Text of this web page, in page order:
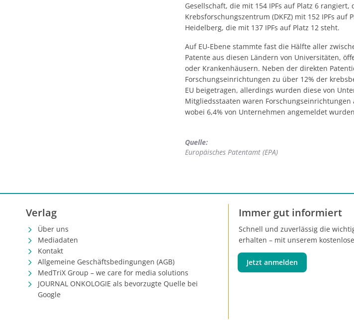
Gesellschaft, die mit 154 IPFs auf Platz 6 rangiert,
Krebsforschungszentrum (DKFZ) mit 152 IPFs auf
Heidelberg, die mit 137 IPFs auf Platz 12 steht.
Auf EU-Ebene stammte fast die Hälfte aller
Patente aus diesen Ländern von Universitäten,
oder Krankenhäusern. Neben der direkten
Forschungseinrichtungen zu über 12% der
EU beigetragen, allerdings wurden diese von
Mitgliedsstaaten waren
wobei 6,4% von Unternehmen angemeldet
Quelle:
Europäisches Patentamt (EPA)
Verlag
Über uns
Mediadaten
Kontakt
Allgemeine Geschäftsbedingungen (AGB)
MedTriX Group – we care for media solutions
JOURNAL ONKOLOGIE als bevorzugte Quelle bei
Google
Immer gut informiert
Schnell und zuverlässig die
erhalten – mit unserem
Jetzt anmelden